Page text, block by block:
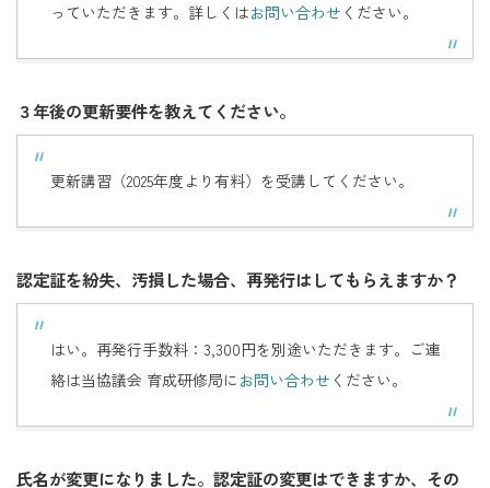
っていただきます。詳しくはお問い合わせ ください。
３年後の更新要件を教えてください。
更新講習（2025年度より有料）を受講してください。
認定証を紛失、汚損した場合、再発行はしてもらえますか？
はい。再発行手数料： 3,300円を別途いただきます。ご連
絡は当協議会 育成研修局に お問い合わせ ください。
氏名が変更になりました。認定証の変更はできますか、その